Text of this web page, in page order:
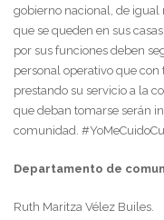
gobierno nacional, de
que se queden en sus
por sus funciones deben
personal operativo que
prestando su servicio a la
que deban tomarse serán
comunidad.
Departamento de
Ruth Maritza Vélez Builes.